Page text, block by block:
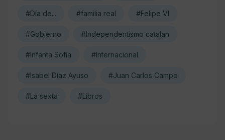
#Día de... #familia real #Felipe VI
#Gobierno #Independentismo catalan
#Infanta Sofía #Internacional
#Isabel Díaz Ayuso #Juan Carlos Campo
#La sexta #Libros